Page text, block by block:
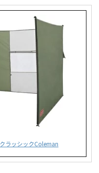
ラッシックColeman